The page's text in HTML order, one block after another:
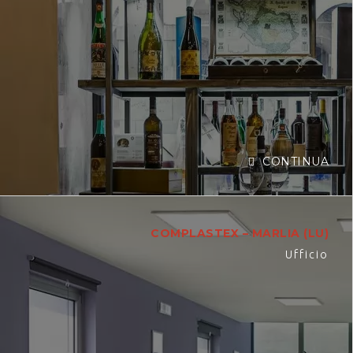
CONTINUA
COMPLASTEX – MARLIA (LU)
Ufficio